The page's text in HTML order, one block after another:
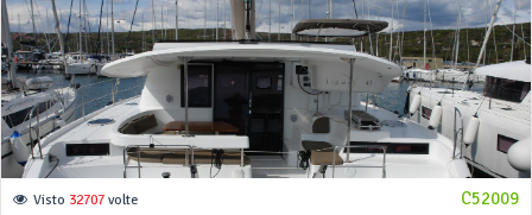
C52009
Visto 32707 volte